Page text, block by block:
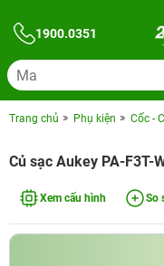
1900.0351
Trang chủ Phụ kiện Cốc -
Củ sạc Aukey PA-F3T-
Xem cấu hình So